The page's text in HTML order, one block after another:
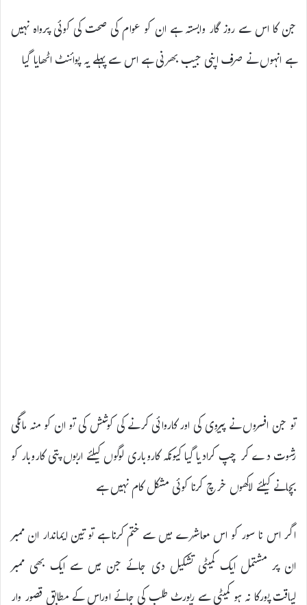
جن کا اس سے روز گار وابستہ ہے ان کو عوام کی صحت کی کوئی پرواہ نہیں
ہے انہوں نے صرف اپنی جیب بھرنی ہے اس سے پہلے یہ پوائنٹ اٹھایا گیا
تو جن افسروں نے پیروی کی اور کاروائی کرنے کی کوشش کی تو ان کو منہ مانگی
رشوت دے کر چپ کرادیا گیا کیونکہ کاروباری لوگوں کیلئے اربوں پتی کاروبار کو
بچانے کیلئے لاکھوں خرچ کرنا کوئی مشکل کام نہیں ہے
اگر اس نا سور کو اس معاشرے میں سے ختم کرنا ہے تو تین ایماندار ان ممبر
ان پر مشتمل ایک کمیٹی تشکیل دی جائے جن میں سے ایک بھی ممبر